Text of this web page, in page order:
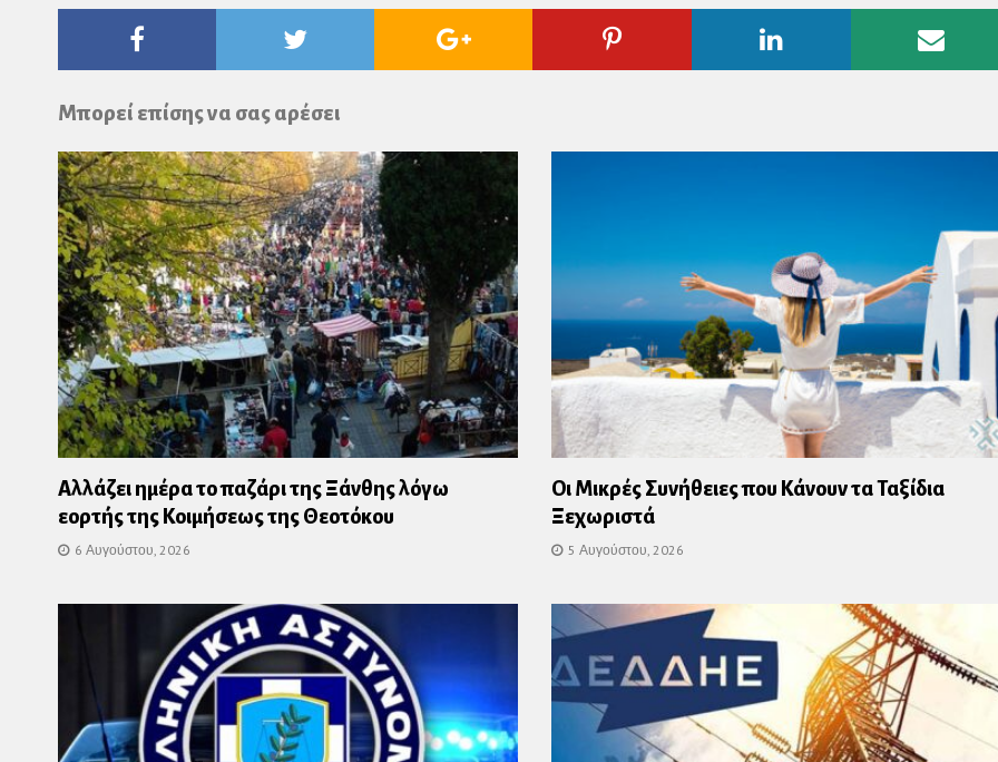
Twitter
Google
Pinterest Linkedin
Μπορεί επίσης να σας αρέσει
Αλλάζει ημέρα το παζάρι της Ξάνθης λόγω
εορτής της Κοιμήσεως της Θεοτόκου
6 Αυγούστου, 2026
Οι Μικρές Συνήθειες που Κάνουν τα Ταξίδια
Ξεχωριστά
5 Αυγούστου, 2026